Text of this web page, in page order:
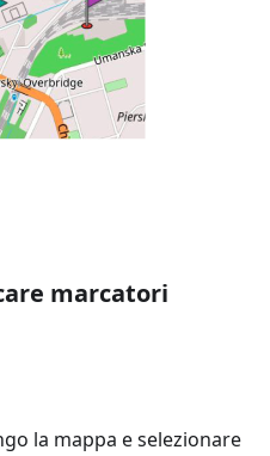
marcatori
la mappa e selezionare